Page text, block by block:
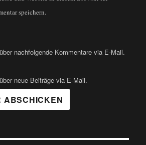
speichern.
nachfolgende Kommentare via E-Mail.
neue Beiträge via E-Mail.